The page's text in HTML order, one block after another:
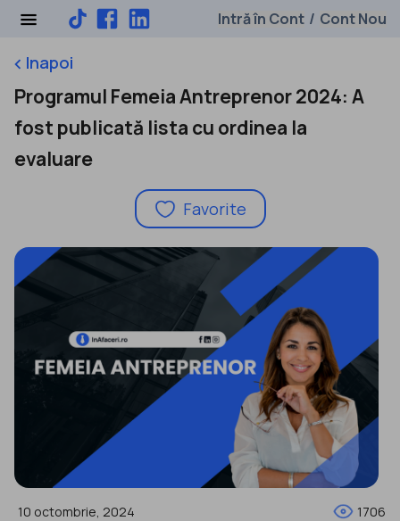
Intră în Cont / Cont Nou
keyboard_arrow_leftInapoi
Programul Femeia Antreprenor 2024: A
fost publicată lista cu ordinea la
evaluare
Favorite
10 octombrie, 2024 1706